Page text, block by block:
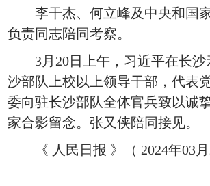
李干杰、何立峰及中央和国
负责同志陪同考察。
3月20日上午，习近平在长沙
沙部队上校以上领导干部，代表
委向驻长沙部队全体官兵致以诚
家合影留念。张又侠陪同接见。
《 人民日报 》（ 2024年03月